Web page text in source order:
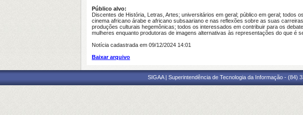
Público alvo:
Discentes de História, Letras, Artes; universitários em geral; público em geral; todos
cinema africano árabe e africano subsaariano e nas reflexões sobre as suas
produções culturais hegemônicas; todos os interessados em contribuir para os
mulheres enquanto produtoras de imagens alternativas às representações do que é
Notícia cadastrada em 09/12/2024 14:01
Baixar arquivo
SIGAA | Superintendência de Tecnologia da Informação -